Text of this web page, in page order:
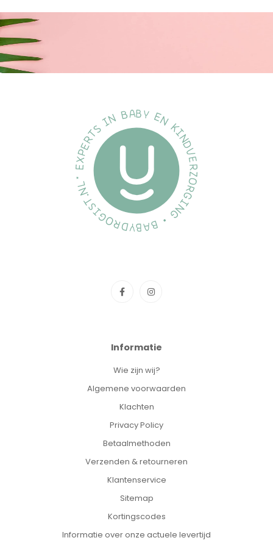
Compatibel met het volledige
assortiment
Combineer onze borstkolf, fles en beker onderdelen en creëer
het product dat voor jou werkt, wanneer jij het nodig hebt.
De flessen en spenen van Philips Avent Natural zijn gemaakt van
Vind de juiste voedingssnelheid
Elke baby voedt anders en ontwikkelt zich in zijn eigen tempo.
We hebben een reeks voedingssnelheden ontworpen, zodat u
de perfecte snelheid voor uw baby kunt vinden en de fles kunt
personaliseren. Alle Natural Suction Reflex spenen zijn gemaakt
1 stuk / 260ml / Blauw
Informatie
Wie zijn wij?
Algemene voorwaarden
Klachten
Privacy Policy
Betaalmethoden
Verzenden & retourneren
Klantenservice
Sitemap
Kortingscodes
Informatie over onze actuele levertijd